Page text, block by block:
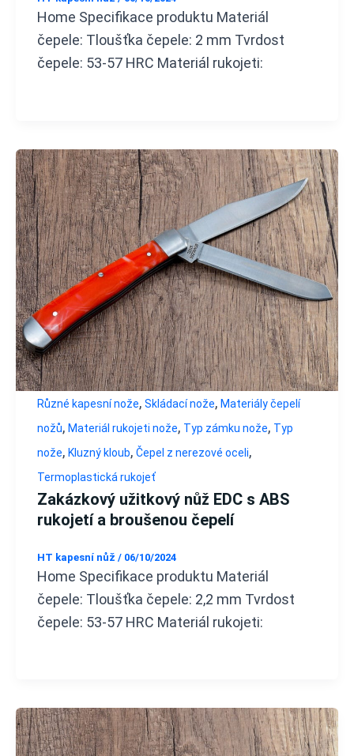
Home Specifikace produktu Materiál
čepele: Tloušťka čepele: 2 mm Tvrdost
čepele: 53-57 HRC Materiál rukojeti:
Různé kapesní nože, Skládací nože, Materiály čepelí
nožů, Materiál rukojeti nože, Typ zámku nože, Typ
nože, Kluzný kloub, Čepel z nerezové oceli,
Termoplastická rukojeť
Zakázkový užitkový nůž EDC s ABS
rukojetí a broušenou čepelí
HT kapesní nůž / 06/10/2024
Home Specifikace produktu Materiál
čepele: Tloušťka čepele: 2,2 mm Tvrdost
čepele: 53-57 HRC Materiál rukojeti: